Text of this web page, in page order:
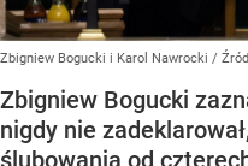
Zbigniew Bogucki i Karol Nawrocki /
Zbigniew Bogucki
nigdy nie
ślubowania od